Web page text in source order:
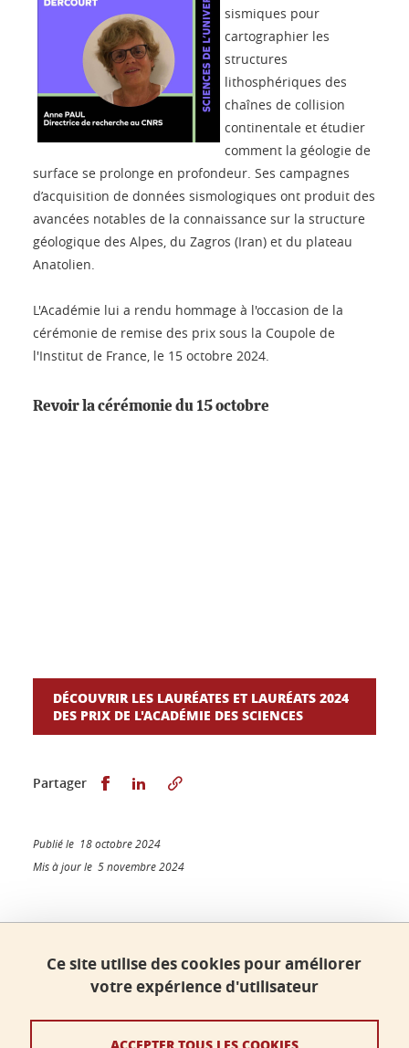
sismiques pour
cartographier les
structures
lithosphériques des
chaînes de collision
continentale et étudier
comment la géologie de
surface se prolonge en profondeur. Ses campagnes
d’acquisition de données sismologiques ont produit des
avancées notables de la connaissance sur la structure
géologique des Alpes, du Zagros (Iran) et du plateau
Anatolien.
L'Académie lui a rendu hommage à l'occasion de la
cérémonie de remise des prix sous la Coupole de
l'Institut de France, le 15 octobre 2024.
Revoir la cérémonie du 15 octobre
DÉCOUVRIR LES LAURÉATES ET LAURÉATS 2024
DES PRIX DE L'ACADÉMIE DES SCIENCES
Partager Partager sur Facebook
Partager sur LinkedIn
Publié le 18 octobre 2024
Mis à jour le 5 novembre 2024
Faculté de sciences, Université Grenoble Alpes
Bâtiment B - Phitem
230 rue de la Physique
Ce site utilise des cookies pour améliorer
votre expérience d'utilisateur
ACCEPTER TOUS LES COOKIES